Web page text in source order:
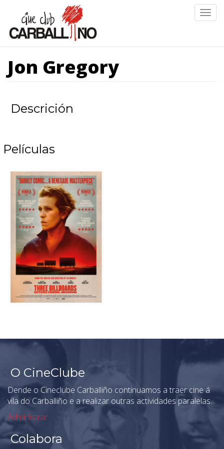
contido
principal
Jon Gregory
Descrición
Películas
O CineClube
Dende o Cineclube Carballiño continuamos a traer cine á
vila do Carballiño e a realizar outras actividades paralelas.
Administrar
Colabora